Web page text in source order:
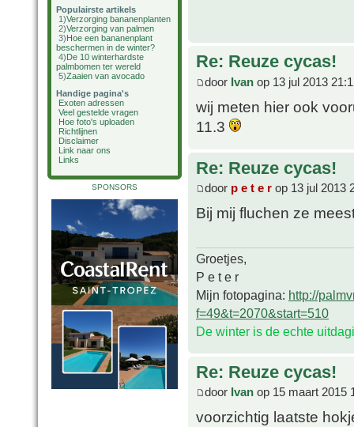
Populairste artikels
1)Verzorging bananenplanten
2)Verzorging van palmen
3)Hoe een bananenplant
beschermen in de winter?
4)De 10 winterhardste
palmbomen ter wereld
5)Zaaien van avocado
Handige pagina's
Exoten adressen
Veel gestelde vragen
Hoe foto's uploaden
Richtlijnen
Disclaimer
Link naar ons
Links
SPONSORS
Re: Reuze cycas!
door Ivan op 13 jul 2013
wij meten hier ook
11.3
Re: Reuze cycas!
door p e t e r op 13 jul 2013
Bij mij fluchen ze
Groetjes,
P e t e r
Mijn fotopagina: http://
f=49&t=2070&start=510
De winter is de echte
Re: Reuze cycas!
door Ivan op 15 maart 2015
voorzichtig laatste